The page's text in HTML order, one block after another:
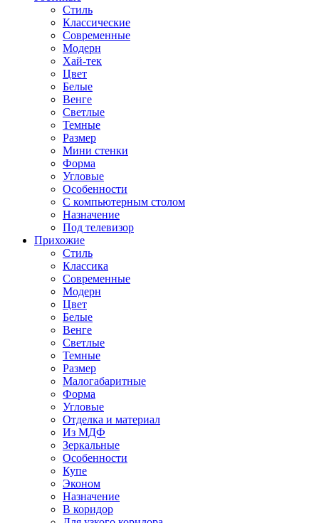
Стиль
Классические
Современные
Модерн
Хай-тек
Цвет
Белые
Венге
Светлые
Темные
Размер
Мини стенки
Форма
Угловые
Особенности
С компьютерным столом
Назначение
Под телевизор
Прихожие
Стиль
Классика
Современные
Модерн
Цвет
Белые
Венге
Светлые
Темные
Размер
Малогабаритные
Форма
Угловые
Отделка и материал
Из МДФ
Зеркальные
Особенности
Купе
Эконом
Назначение
В коридор